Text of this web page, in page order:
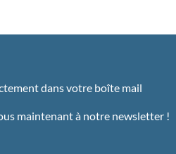
dans votre boîte mail
maintenant à notre newsletter !